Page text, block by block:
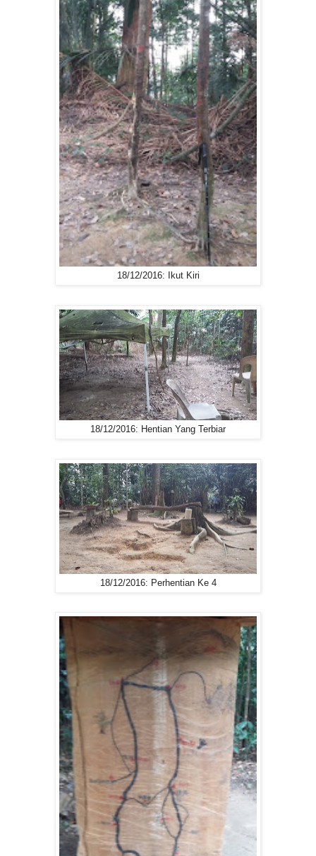
18/12/2016: Ikut Kiri
18/12/2016: Hentian Yang Terbiar
18/12/2016: Perhentian Ke 4